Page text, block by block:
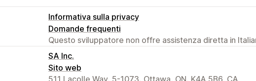
Informativa sulla privacy
Domande frequenti
Questo sviluppatore non offre assistenza diretta in
SA Inc.
Sito web
511 Lacolle Way, 5-1073, Ottawa, ON, K4A 5B6, CA